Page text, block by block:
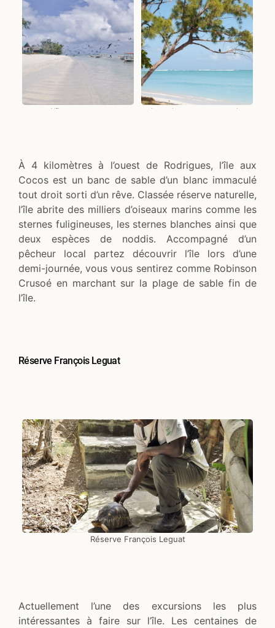
L'île aux cocos
Les plages sauvages de
À 4 kilomètres à l’ouest de Rodrigues, l’île aux
Cocos est un banc de sable d’un blanc immaculé
tout droit sorti d’un rêve. Classée réserve naturelle,
l’île abrite des milliers d’oiseaux marins comme les
sternes fuligineuses, les sternes blanches ainsi que
deux espèces de noddis. Accompagné d’un
pêcheur local partez découvrir l’île lors d’une
demi-journée, vous vous sentirez comme Robinson
Crusoé en marchant sur la plage de sable fin de
l’île.
Réserve François Leguat
Réserve François Leguat
Actuellement l’une des excursions les plus
intéressantes à faire sur l’île. Les centaines de